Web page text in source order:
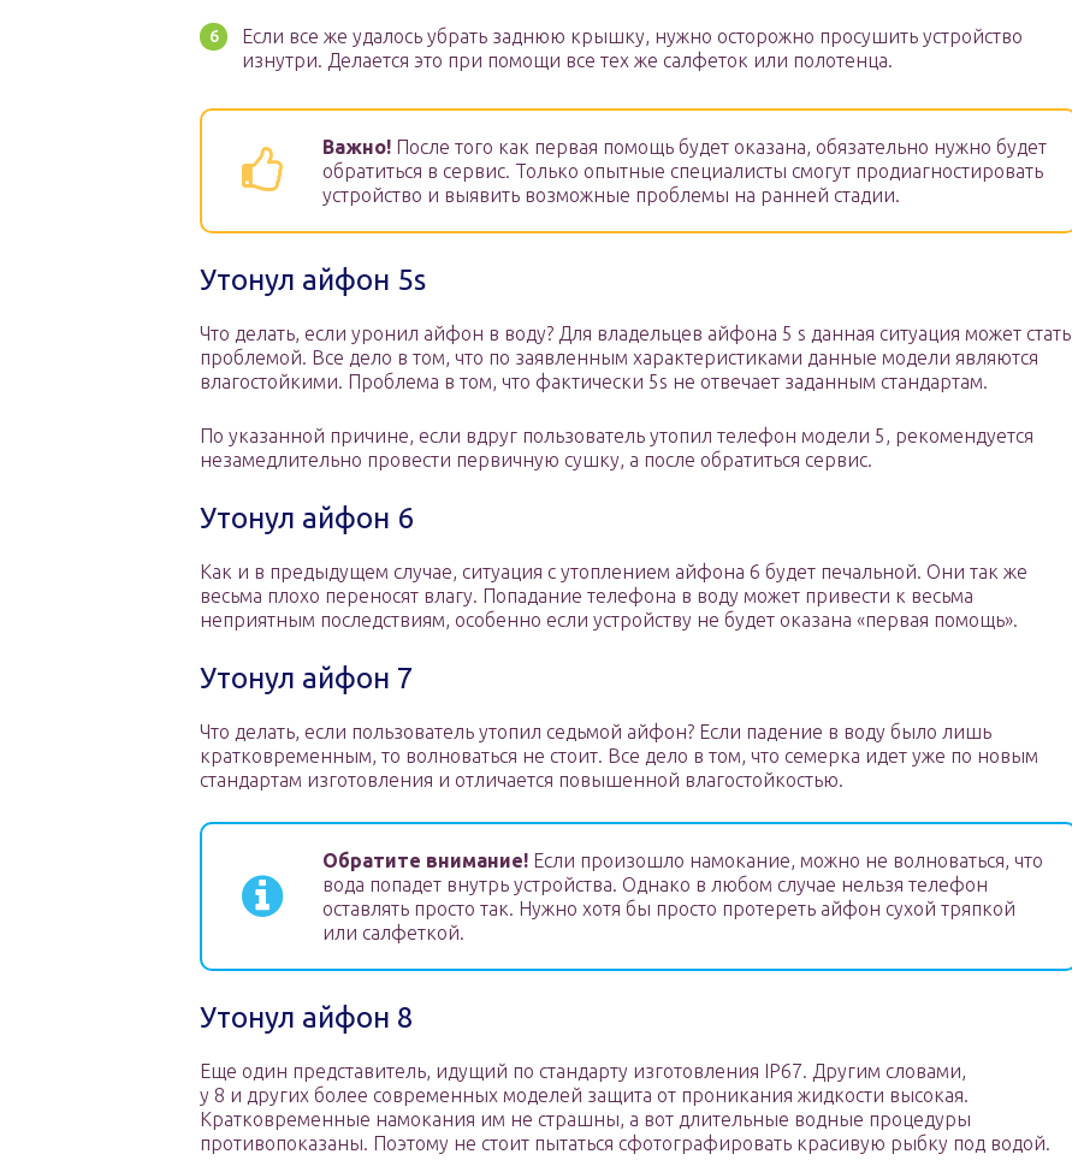
Если все же удалось убрать заднюю крышку, нужно осторожно просушить устройство
изнутри. Делается это при помощи все тех же салфеток или полотенца.
Важно! После того как первая помощь будет оказана, обязательно нужно будет
обратиться в сервис. Только опытные специалисты смогут продиагностировать
устройство и выявить возможные проблемы на ранней стадии.
Утонул айфон 5s
Что делать, если уронил айфон в воду? Для владельцев айфона 5 s данная ситуация может стать
проблемой. Все дело в том, что по заявленным характеристиками данные модели являются
влагостойкими. Проблема в том, что фактически 5s не отвечает заданным стандартам.
По указанной причине, если вдруг пользователь утопил телефон модели 5, рекомендуется
незамедлительно провести первичную сушку, а после обратиться сервис.
Утонул айфон 6
Как и в предыдущем случае, ситуация с утоплением айфона 6 будет печальной. Они так же
весьма плохо переносят влагу. Попадание телефона в воду может привести к весьма
неприятным последствиям, особенно если устройству не будет оказана «первая помощь».
Утонул айфон 7
Что делать, если пользователь утопил седьмой айфон? Если падение в воду было лишь
кратковременным, то волноваться не стоит. Все дело в том, что семерка идет уже по новым
стандартам изготовления и отличается повышенной влагостойкостью.
Обратите внимание! Если произошло намокание, можно не волноваться, что
вода попадет внутрь устройства. Однако в любом случае нельзя телефон
оставлять просто так. Нужно хотя бы просто протереть айфон сухой тряпкой
или салфеткой.
Утонул айфон 8
Еще один представитель, идущий по стандарту изготовления IP67. Другим словами,
у 8 и других более современных моделей защита от проникания жидкости высокая.
Кратковременные намокания им не страшны, а вот длительные водные процедуры
противопоказаны. Поэтому не стоит пытаться сфотографировать красивую рыбку под водой.